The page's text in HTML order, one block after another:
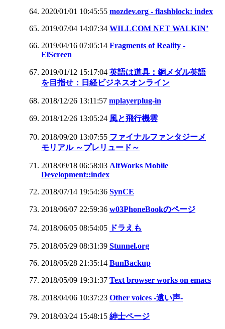
2020/01/01 10:45:55 mozdev.org - flashblock: index
2019/07/04 14:07:34 WILLCOM NET WALKIN’
2019/04/16 07:05:14 Fragments of Reality -
ElScreen
2019/01/12 15:17:04 英語は道具：銅メダル英語
を目指せ：日経ビジネスオンライン
2018/12/26 13:11:57 mplayerplug-in
2018/12/26 13:05:24 風と飛行機雲
2018/09/20 13:07:55 ファイナルファンタジーメ
モリアル ～プレリュード～
2018/09/18 06:58:03 AltWorks Mobile
Development::index
2018/07/14 19:54:36 SynCE
2018/06/07 22:59:36 w03PhoneBookのページ
2018/06/05 08:54:05 ドラえも
2018/05/29 08:31:39 Stunnel.org
2018/05/28 21:35:14 BunBackup
2018/05/09 19:31:37 Text browser works on emacs
2018/04/06 10:37:23 Other voices -遠い声-
2018/03/24 15:48:15 紳士ページ